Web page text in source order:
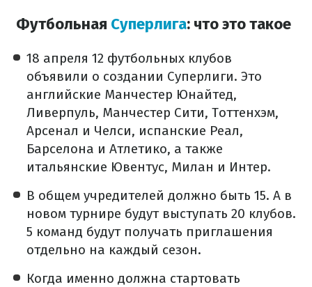
Футбольная Суперлига: что это такое
18 апреля 12 футбольных клубов
объявили о создании Суперлиги. Это
английские Манчестер Юнайтед,
Ливерпуль, Манчестер Сити, Тоттенхэм,
Арсенал и Челси, испанские Реал,
Барселона и Атлетико, а также
итальянские Ювентус, Милан и Интер.
В общем учредителей должно быть 15. А в
новом турнире будут выступать 20 клубов.
5 команд будут получать приглашения
отдельно на каждый сезон.
Когда именно должна стартовать